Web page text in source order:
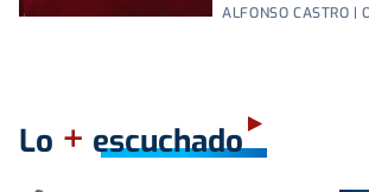
ALFONSO CASTRO |
Lo + escuchado